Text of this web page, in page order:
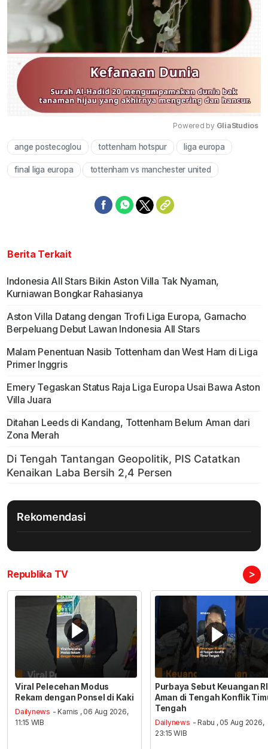
Mute
Powered by GliaStudios
ange postecoglou tottenham hotspur liga europa
final liga europa tottenham vs manchester united
Berita Terkait
Indonesia All Stars Bikin Aston Villa Tak Nyaman,
Kurniawan Bongkar Rahasianya
Aston Villa Datang dengan Trofi Liga Europa, Garnacho
Berpeluang Debut Lawan Indonesia All Stars
Malam Penentuan Nasib Tottenham dan West Ham di Liga
Primer Inggris
Emery Tegaskan Status Raja Liga Europa Usai Bawa Aston
Villa Juara
Ditahan Leeds di Kandang, Tottenham Belum Aman dari
Zona Merah
Rekomendasi
Republika TV >
Viral Pelecehan Modus
Rekam dengan Ponsel di Kaki
Dailynews - Kamis , 06 Aug 2026,
11:15 WIB
Purbaya Sebut Keuangan RI
Aman di Tengah Konflik
Tengah
Dailynews - Rabu , 05 Aug 2026,
23:15 WIB